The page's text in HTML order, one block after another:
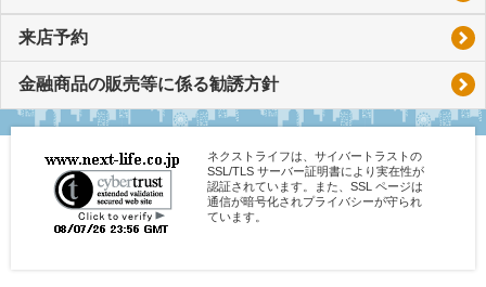
来店予約
金融商品の販売等に係る勧誘方針
ネクストライフは、サイバートラストの
SSL/TLS サーバー証明書により実在性が
認証されています。また、SSL ページは
通信が暗号化されプライバシーが守られ
ています。